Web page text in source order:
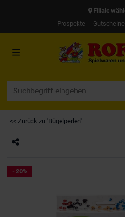
Filiale
Prospekte
Gutscheine
<< Zurück zu "Bügelperlen"
- 20%